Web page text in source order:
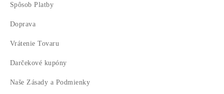
Spôsob Platby
Doprava
Vrátenie Tovaru
Darčekové kupóny
Naše Zásady a Podmienky